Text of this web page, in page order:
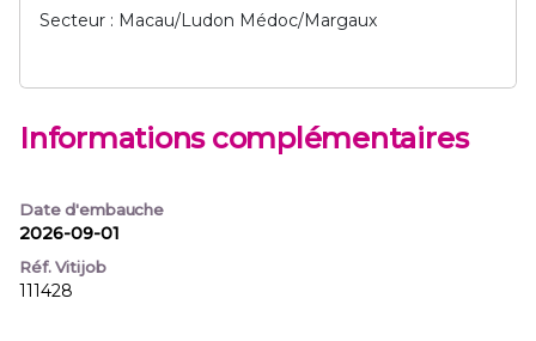
Secteur : Macau/Ludon Médoc/Margaux
Informations complémentaires
Date d'embauche
2026-09-01
Réf. Vitijob
111428